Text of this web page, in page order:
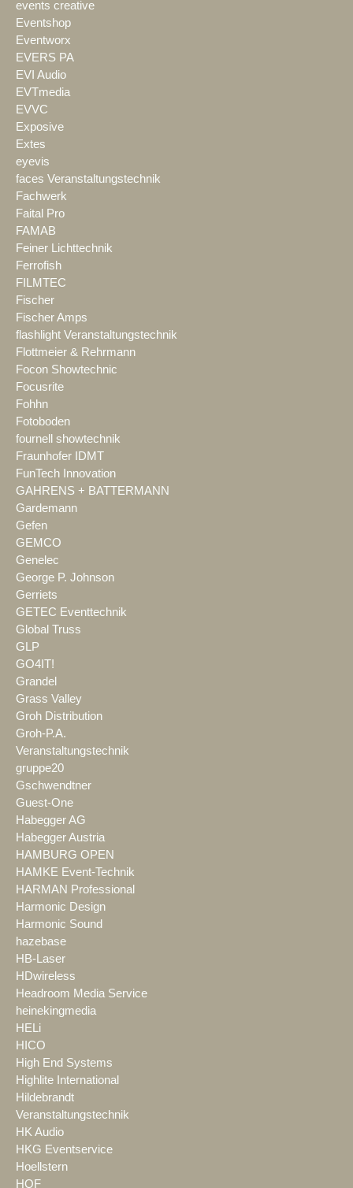
events creative
Eventshop
Eventworx
EVERS PA
EVI Audio
EVTmedia
EVVC
Exposive
Extes
eyevis
faces Veranstaltungstechnik
Fachwerk
Faital Pro
FAMAB
Feiner Lichttechnik
Ferrofish
FILMTEC
Fischer
Fischer Amps
flashlight Veranstaltungstechnik
Flottmeier & Rehrmann
Focon Showtechnic
Focusrite
Fohhn
Fotoboden
fournell showtechnik
Fraunhofer IDMT
FunTech Innovation
GAHRENS + BATTERMANN
Gardemann
Gefen
GEMCO
Genelec
George P. Johnson
Gerriets
GETEC Eventtechnik
Global Truss
GLP
GO4IT!
Grandel
Grass Valley
Groh Distribution
Groh-P.A.
Veranstaltungstechnik
gruppe20
Gschwendtner
Guest-One
Habegger AG
Habegger Austria
HAMBURG OPEN
HAMKE Event-Technik
HARMAN Professional
Harmonic Design
Harmonic Sound
hazebase
HB-Laser
HDwireless
Headroom Media Service
heinekingmedia
HELi
HICO
High End Systems
Highlite International
Hildebrandt
Veranstaltungstechnik
HK Audio
HKG Eventservice
Hoellstern
HOF